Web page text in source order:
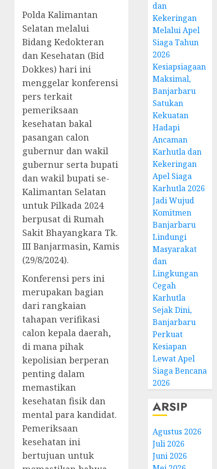
Polda Kalimantan
Selatan melalui
Bidang Kedokteran
dan Kesehatan (Bid
Dokkes) hari ini
menggelar konferensi
pers terkait
pemeriksaan
kesehatan bakal
pasangan calon
gubernur dan wakil
gubernur serta bupati
dan wakil bupati se-
Kalimantan Selatan
untuk Pilkada 2024
berpusat di Rumah
Sakit Bhayangkara Tk.
III Banjarmasin, Kamis
(29/8/2024).
Konferensi pers ini
merupakan bagian
dari rangkaian
tahapan verifikasi
calon kepala daerah,
di mana pihak
kepolisian berperan
penting dalam
memastikan
kesehatan fisik dan
mental para kandidat.
Pemeriksaan
kesehatan ini
bertujuan untuk
dan
Kekeringan
Melalui Apel
Siaga Tahun
2026
Kesiapsiagaan
Maksimal,
Banjarbaru
Satukan
Kekuatan
Hadapi
Ancaman
Karhutla dan
Kekeringan
Apel Siaga
Karhutla 2026
Jadi Wujud
Komitmen
Banjarbaru
Lindungi
Masyarakat
dan
Lingkungan
Cegah
Karhutla
Sejak Dini,
Banjarbaru
Perkuat
Kesiapan
Lewat Apel
Siaga Bencana
2026
ARSIP
Agustus 2026
Juli 2026
Juni 2026